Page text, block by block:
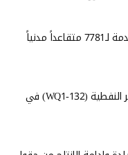
اطلاق مكافأة نهاية الخدمة لـ7781 متقاعداً مدنياً
العراق ينجز استصلاح البئر النفطية (WQ1-132) في